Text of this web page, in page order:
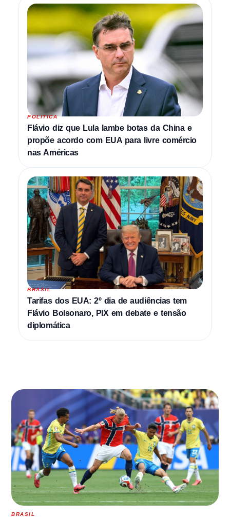
POLITICA
Flávio diz que Lula lambe botas da China e
propõe acordo com EUA para livre comércio
nas Américas
BRASIL
Tarifas dos EUA: 2º dia de audiências tem
Flávio Bolsonaro, PIX em debate e tensão
diplomática
BRASIL